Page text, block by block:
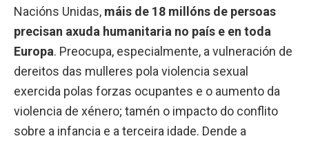
Nacións Unidas, máis de 18 millóns de persoas
precisan axuda humanitaria no país e en toda
Europa. Preocupa, especialmente, a vulneración de
dereitos das mulleres pola violencia sexual
exercida polas forzas ocupantes e o aumento da
violencia de xénero; tamén o impacto do conflito
sobre a infancia e a terceira idade. Dende a